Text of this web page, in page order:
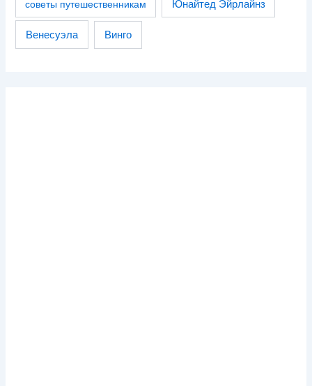
советы путешественникам Юнайтед Эйрлайнз
Венесуэла Винго